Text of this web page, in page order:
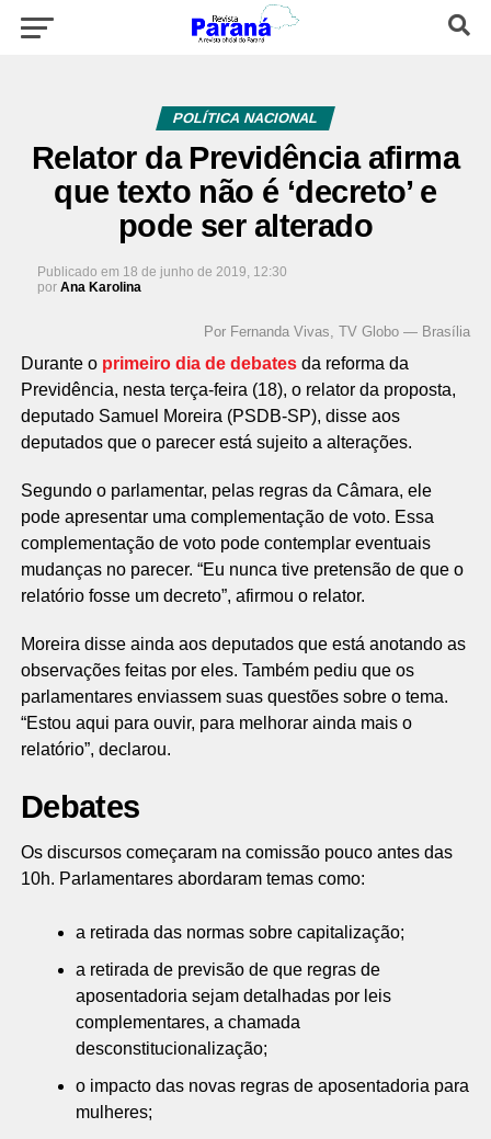
POLÍTICA NACIONAL
Relator da Previdência afirma
que texto não é ‘decreto’ e
pode ser alterado
Publicado em 18 de junho de 2019, 12:30
por Ana Karolina
Por Fernanda Vivas, TV Globo — Brasília
Durante o primeiro dia de debates da reforma da
Previdência, nesta terça-feira (18), o relator da proposta,
deputado Samuel Moreira (PSDB-SP), disse aos
deputados que o parecer está sujeito a alterações.
Segundo o parlamentar, pelas regras da Câmara, ele
pode apresentar uma complementação de voto. Essa
complementação de voto pode contemplar eventuais
mudanças no parecer. “Eu nunca tive pretensão de que o
relatório fosse um decreto”, afirmou o relator.
Moreira disse ainda aos deputados que está anotando as
observações feitas por eles. Também pediu que os
parlamentares enviassem suas questões sobre o tema.
“Estou aqui para ouvir, para melhorar ainda mais o
relatório”, declarou.
Debates
Os discursos começaram na comissão pouco antes das
10h. Parlamentares abordaram temas como:
a retirada das normas sobre capitalização;
a retirada de previsão de que regras de
aposentadoria sejam detalhadas por leis
complementares, a chamada
desconstitucionalização;
o impacto das novas regras de aposentadoria para
mulheres;